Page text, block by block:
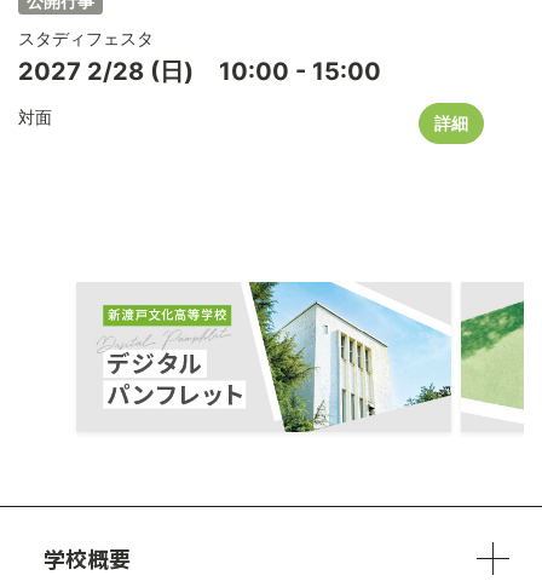
スタディフェスタ
2027 2/28 (日) 10:00 - 15:00
対面 詳細
学校概要